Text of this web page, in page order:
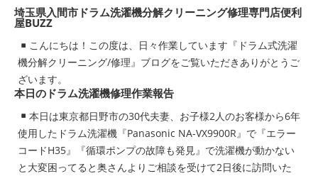
埼玉県入間市ドラム洗濯機分解クリーニング修理専門店便利
屋BUZZ
こんにちは！この度は、日々作業しています『ドラム式洗濯
機分解クリーニング/修理』ブログをご覧いただきありがとうご
ざいます。
本日のドラム洗濯機修理作業報告
本日は東京都日野市の30代夫妻、お子様2人のお客様から6年
使用したドラム洗濯機『Panasonic NA-VX9900R』で『エラー
コードH35』『循環ポンプの故障も発見』で洗濯機が動かない
と大変困ってると奥さんよりご相談を受けて2日後に訪問いた